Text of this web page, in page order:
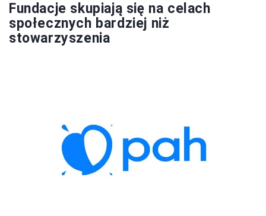
Fundacje skupiają się na celach
społecznych bardziej niż
stowarzyszenia